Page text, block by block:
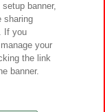
banner,
sharing
If you
your
the link
banner.